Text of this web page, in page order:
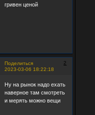
гривен ценой
Поделиться
2
2023-03-06 18:22:18
Ну на рынок надо ехать
наверное там смотреть
и мерять можно вещи